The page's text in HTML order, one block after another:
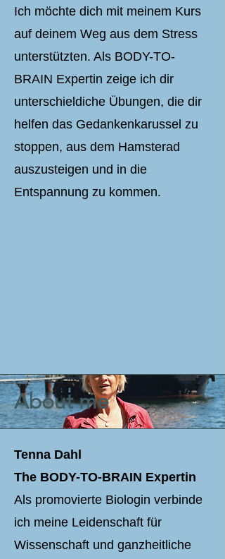
Ich möchte dich mit meinem Kurs
auf deinem Weg aus dem Stress
unterstützten. Als BODY-TO-
BRAIN Expertin zeige ich dir
unterschieldiche Übungen, die dir
helfen das Gedankenkarussel zu
stoppen, aus dem Hamsterad
auszusteigen und in die
Entspannung zu kommen.
About me
Tenna Dahl
The BODY-TO-BRAIN Expertin
Als promovierte Biologin verbinde
ich meine Leidenschaft für
Wissenschaft und ganzheitliche